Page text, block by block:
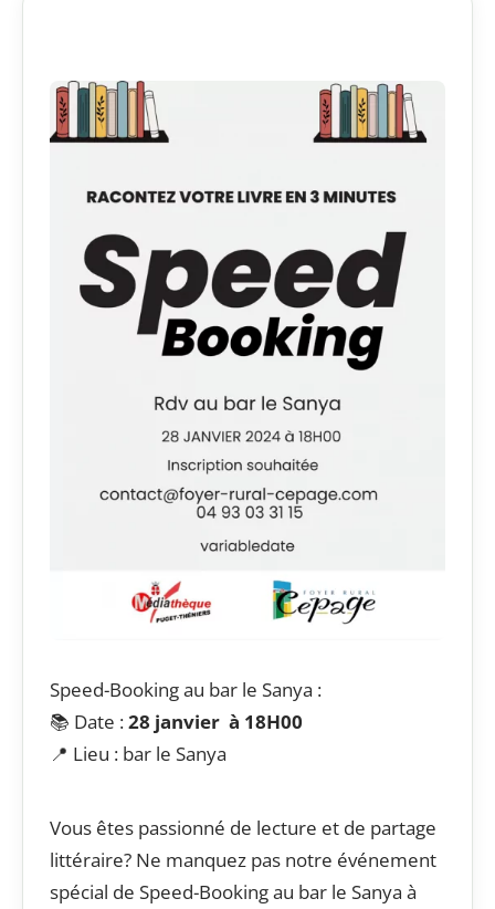
Speed-Booking au bar le Sanya :
📚 Date :28 janvier à 18H00
📍 Lieu : bar le Sanya
Vous êtes passionné de lecture et de partage
littéraire? Ne manquez pas notre événement
spécial de Speed-Booking au bar le Sanya à